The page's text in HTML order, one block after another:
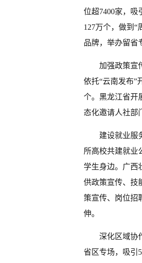
位超7400家，吸
127万个，做到“
品牌，举办留省
加强政策宣
依托“云南发布”
个。黑龙江省开
态化邀请人社部
建设就业服
所高校共建就业
学生身边。广西
供政策宣传、技
策宣传、岗位招
伸。
深化区域协
省区专场，吸引